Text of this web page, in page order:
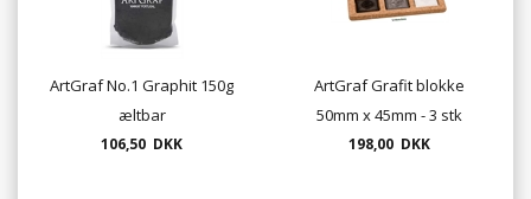
ArtGraf No.1 Graphit 150g
æltbar
106,50 DKK
ArtGraf Grafit blokke
50mm x 45mm - 3 stk
198,00 DKK